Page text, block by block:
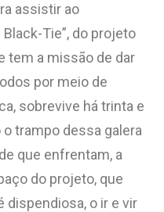
assistir ao
Tie”, do projeto
tem a missão de dar
por meio de
sobrevive há trinta e
trampo dessa galera
que enfrentam, a
do projeto, que
dispendiosa, o ir e vir